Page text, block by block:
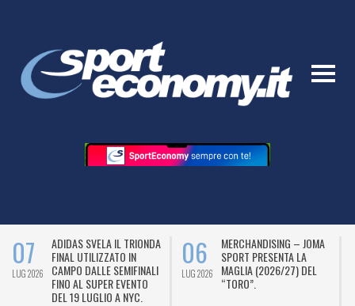
07
LUG 2026
ADIDAS SVELA IL TRIONDA
FINAL UTILIZZATO IN
CAMPO DALLE SEMIFINALI
FINO AL SUPER EVENTO
DEL 19 LUGLIO A NYC.
06
LUG 2026
MERCHANDISING – JOMA
SPORT PRESENTA LA
MAGLIA (2026/27) DEL
“TORO”.